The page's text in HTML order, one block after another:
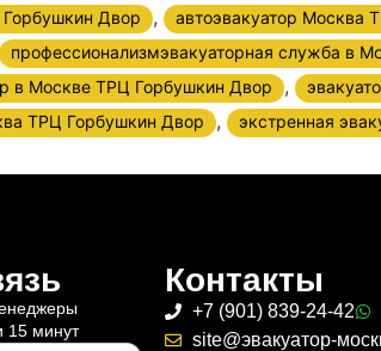
Двор , автоэвакуатор Москва
профессионализмэвакуаторная служба в
в Москве ТРЦ Горбушкин Двор ,
ТРЦ Горбушкин Двор , экстренная
15 минут
Контакты
+7 (901) 839-24-42
site@эвакуатор-